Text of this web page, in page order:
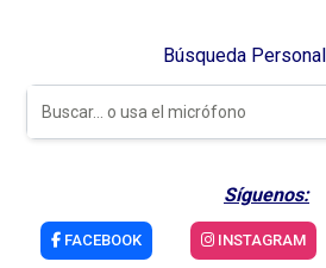
Búsqueda
Síguenos:
FACEBOOK INSTAGRAM